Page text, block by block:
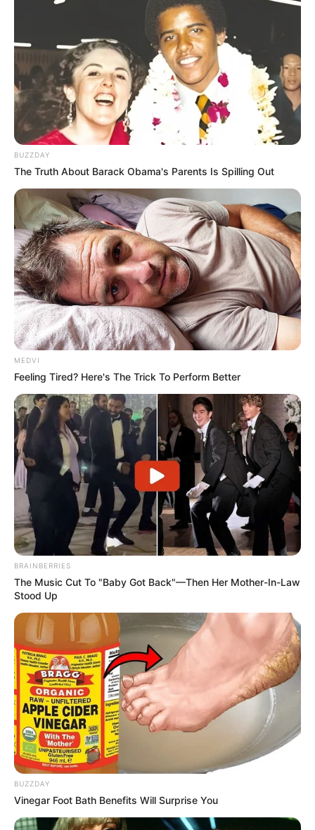
BUZZDAY
The Truth About Barack Obama's Parents Is Spilling Out
MEDVI
Feeling Tired? Here's The Trick To Perform Better
BRAINBERRIES
The Music Cut To "Baby Got Back"—Then Her Mother-In-Law
Stood Up
BUZZDAY
Vinegar Foot Bath Benefits Will Surprise You